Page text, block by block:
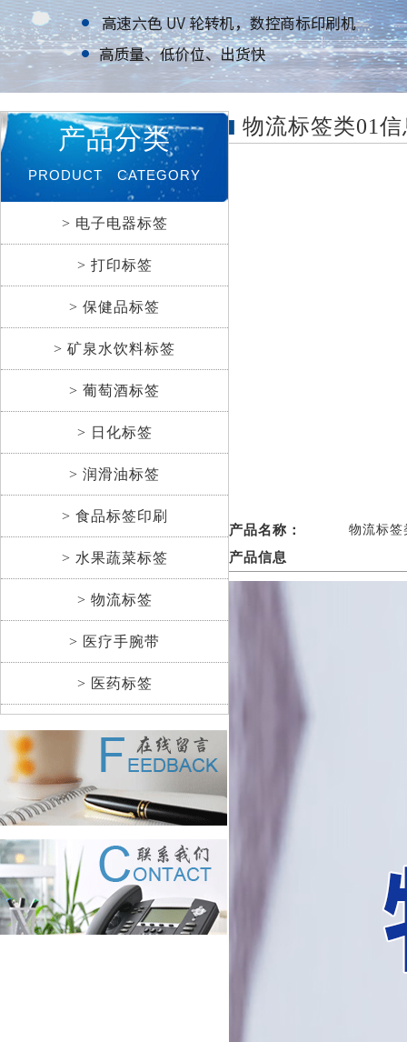
产品分类
PRODUCT CATEGORY
> 电子电器标签
> 打印标签
> 保健品标签
> 矿泉水饮料标签
> 葡萄酒标签
> 日化标签
> 润滑油标签
> 食品标签印刷
> 水果蔬菜标签
> 物流标签
> 医疗手腕带
> 医药标签
物流标签类01
产品名称： 物流标签
产品信息